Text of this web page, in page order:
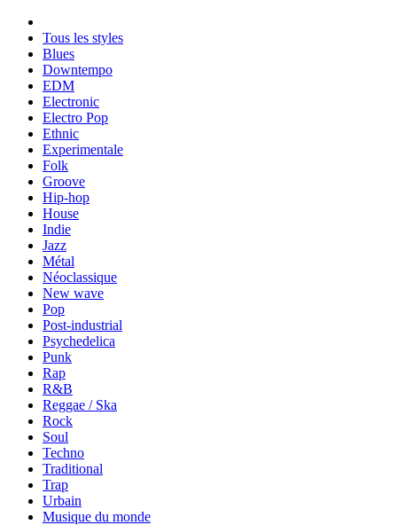
Tous les styles
Blues
Downtempo
EDM
Electronic
Electro Pop
Ethnic
Experimentale
Folk
Groove
Hip-hop
House
Indie
Jazz
Métal
Néoclassique
New wave
Pop
Post-industrial
Psychedelica
Punk
Rap
R&B
Reggae / Ska
Rock
Soul
Techno
Traditional
Trap
Urbain
Musique du monde